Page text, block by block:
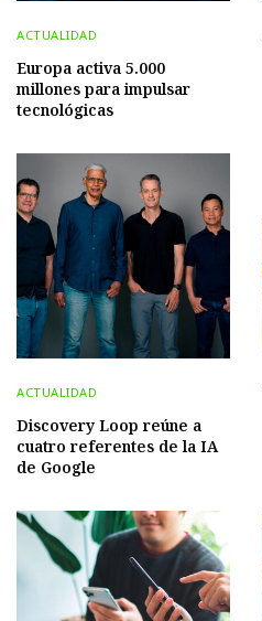
ACTUALIDAD
Europa activa 5.000
millones para impulsar
tecnológicas
ACTUALIDAD
Discovery Loop reúne a
cuatro referentes de la IA
de Google